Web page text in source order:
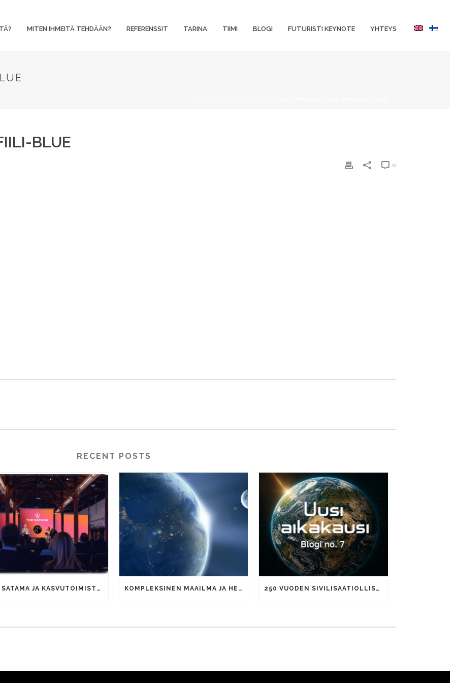
MITEN IHMEITÄ TEHDÄÄN? REFERENSSIT TARINA TIIMI BLOGI FUTURISTI KEYNOTE YHTEYS
BLUE
0
RECENT POSTS
THE SATAMA JA KASVUTOIMISTO IHME YHDISTÄVÄT OSAAMISTAAN YRITYSTEN KAUPALLISEN KASVUN VAUHDITTAMISEKSI KOMPLEKSINEN MAAILMA JA HELPPOUDEN KULTTUURI 250 VUODEN SIVILISAATIOLLISET MEGA-EPOOKIT JA TUHANNEN VUODEN AIKAKAUDET